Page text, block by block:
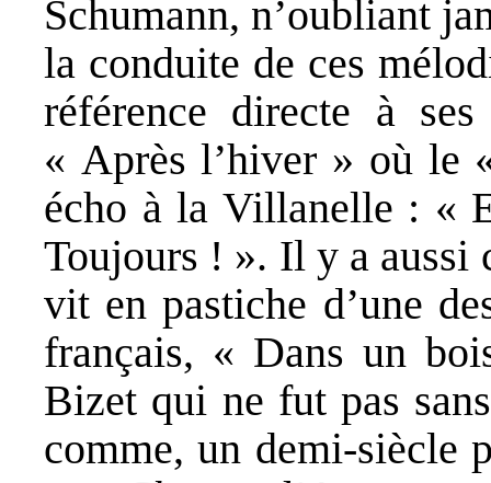
Schumann, n’oubliant
la conduite de ces
référence directe à
« Après l’hiver » où le
écho à la Villanelle : «
Toujours ! ». Il y a aussi
vit en pastiche d’une
français, « Dans un
Bizet qui ne fut pas
comme, un demi-siècle